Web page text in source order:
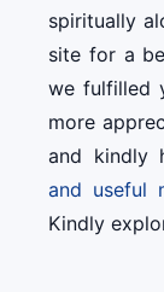
spiritually
site for a
we fulfilled
more
and kindly
and useful
Kindly